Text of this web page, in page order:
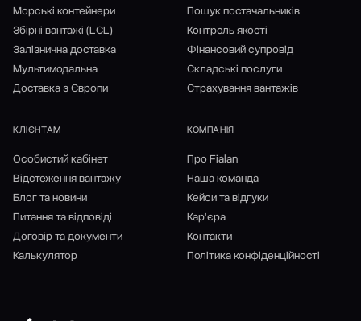
Морські контейнери
Збірні вантажі (LCL)
Залізнична доставка
Мультимодальна
Доставка з Європи
Пошук постачальників
Контроль якості
Фінансовий супровід
Складські послуги
Страхування вантажів
КЛІЄНТАМ
Особистий кабінет
Відстеження вантажу
Блог та новини
Питання та відповіді
Договір та документи
Калькулятор
КОМПАНІЯ
Про Fialan
Наша команда
Кейси та відгуки
Кар'єра
Контакти
Політика конфіденційності